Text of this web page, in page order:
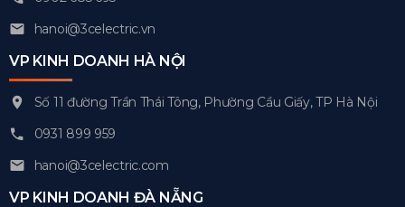
hanoi@3celectric.vn
VP KINH DOANH HÀ NỘI
Số 11 đường Trần Thái Tông, Phường Cầu Giấy, TP Hà Nội
0931 899 959
hanoi@3celectric.com
VP KINH DOANH ĐÀ NẴNG